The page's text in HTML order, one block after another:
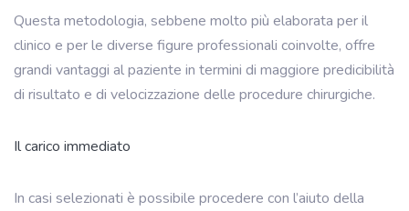
Questa metodologia, sebbene molto più elaborata per il
clinico e per le diverse figure professionali coinvolte, offre
grandi vantaggi al paziente in termini di maggiore predicibilità
di risultato e di velocizzazione delle procedure chirurgiche.
Il carico immediato
In casi selezionati è possibile procedere con l’aiuto della